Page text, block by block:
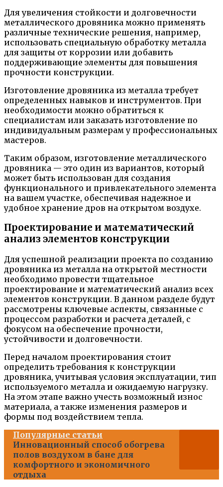
Для увеличения стойкости и долговечности
металлического дровяника можно применять
различные технические решения, например,
использовать специальную обработку металла
для защиты от коррозии или добавить
поддерживающие элементы для повышения
прочности конструкции.
Изготовление дровяника из металла требует
определенных навыков и инструментов. При
необходимости можно обратиться к
специалистам или заказать изготовление по
индивидуальным размерам у профессиональных
мастеров.
Таким образом, изготовление металлического
дровяника — это один из вариантов, который
может быть использован для создания
функционального и привлекательного элемента
на вашем участке, обеспечивая надежное и
удобное хранение дров на открытом воздухе.
Проектирование и математический
анализ элементов конструкции
Для успешной реализации проекта по созданию
дровяника из металла на открытой местности
необходимо провести тщательное
проектирование и математический анализ всех
элементов конструкции. В данном разделе будут
рассмотрены ключевые аспекты, связанные с
процессом разработки и расчета деталей, с
фокусом на обеспечение прочности,
устойчивости и долговечности.
Перед началом проектирования стоит
определить требования к конструкции
дровяника, учитывая условия эксплуатации, тип
используемого металла и ожидаемую нагрузку.
На этом этапе важно учесть возможный износ
материала, а также изменения размеров и
формы под воздействием тепла.
Популярные статьи
Инновационный способ обогрева
полов воздухом в бане для
комфортного и экономичного
отдыха